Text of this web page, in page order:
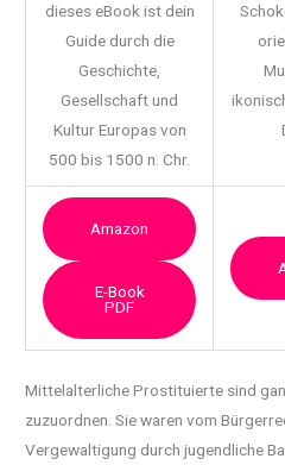
dieses eBook ist dein
Guide durch die
Geschichte,
Gesellschaft und
Kultur Europas von
500 bis 1500 n. Chr.
Amazon
E-Book
PDF
Mittelalterliche Prostituierte sind
zuzuordnen. Sie waren vom
Vergewaltigung durch jugendliche